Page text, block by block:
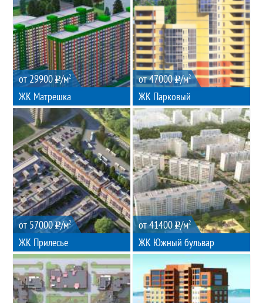
ЖК Матрешка
от 29900 /м2
ЖК Парковый
от 47000 /м2
ЖК Прилесье
от 57000 /м2
ЖК Южный бульвар
от 41400 /м2